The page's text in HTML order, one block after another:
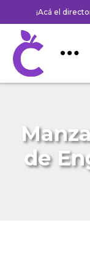
¡Acá el
de